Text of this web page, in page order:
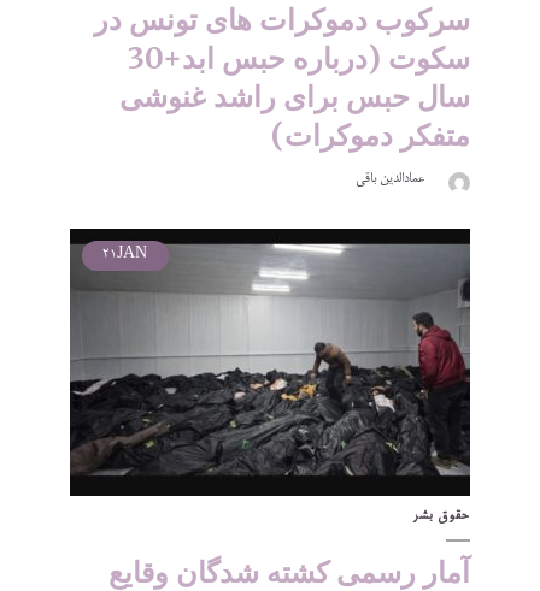
سرکوب دموکرات های تونس در
سکوت (درباره حبس ابد+30
سال حبس برای راشد غنوشی
متفکر دموکرات)
عمادالدین باقی
JAN
21
حقوق بشر
آمار رسمی کشته شدگان وقایع